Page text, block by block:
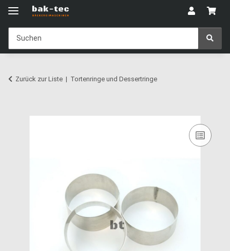
Zurück zur Liste Tortenringe und Dessertringe